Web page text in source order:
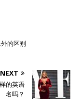
的区别
NEXT
的英语
名吗？